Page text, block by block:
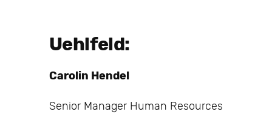
Uehlfeld:
Carolin Hendel
Senior Manager Human Resources